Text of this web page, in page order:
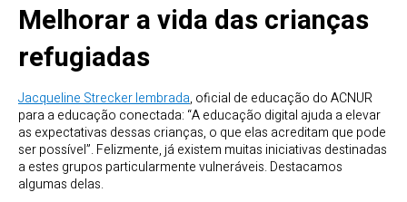
Melhorar a vida das crianças
refugiadas
Jacqueline Strecker lembrada, oficial de educação do ACNUR
para a educação conectada: “A educação digital ajuda a elevar
as expectativas dessas crianças, o que elas acreditam que pode
ser possível”. Felizmente, já existem muitas iniciativas destinadas
a estes grupos particularmente vulneráveis. Destacamos
algumas delas.